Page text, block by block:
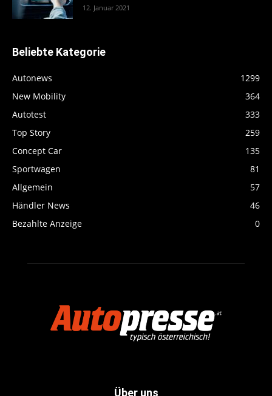
12. Januar 2021
Beliebte Kategorie
Autonews
1299
New Mobility
364
Autotest
333
Top Story
259
Concept Car
135
Sportwagen
81
Allgemein
57
Händler News
46
Bezahlte Anzeige
0
Über uns